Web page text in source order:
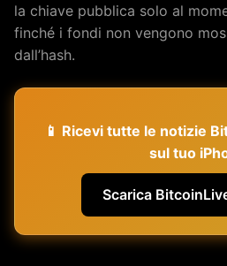
la chiave pubblica solo al
finché i fondi non vengono
dall’hash.
📱 Ricevi tutte le notizie
sul tuo
Scarica